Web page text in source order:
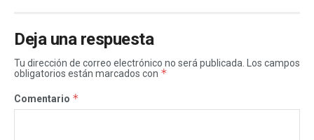
Deja una respuesta
Tu dirección de correo electrónico no será publicada.
Los campos
obligatorios están marcados con *
Comentario *